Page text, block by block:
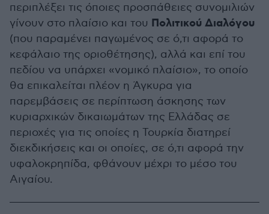
περιπλέξει τις όποιες προσπάθειες συνομιλιών
γίνουν στο πλαίσιο και του Πολιτικού Διαλόγου
(που παραμένει παγωμένος σε ό,τι αφορά το
κεφάλαιο της οριοθέτησης), αλλά και επί του
πεδίου να υπάρχει «νομικό πλαίσιο», το οποίο
θα επικαλείται πλέον η Άγκυρα για
παρεμβάσεις σε περίπτωση άσκησης των
κυριαρχικών δικαιωμάτων της Ελλάδας σε
περιοχές για τις οποίες η Τουρκία διατηρεί
διεκδικήσεις και οι οποίες, σε ό,τι αφορά την
υφαλοκρηπίδα, φθάνουν μέχρι το μέσο του
Αιγαίου.